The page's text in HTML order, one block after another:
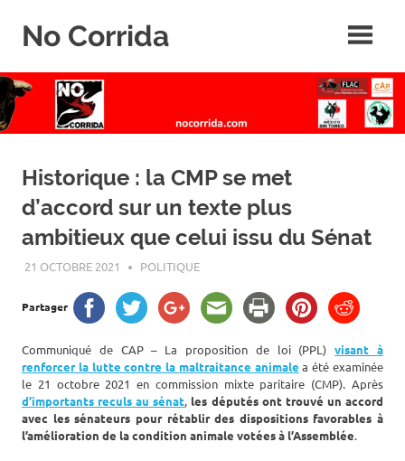
No Corrida
de
la
corrida
Historique : la CMP se met
d’accord sur un texte plus
ambitieux que celui issu du Sénat
21 OCTOBRE 2021 ROGER LAHANA
POLITIQUE
Partager
Communiqué de CAP – La proposition de loi (PPL)visant à
renforcer la lutte contre la maltraitance animale a été examinée
le 21 octobre 2021 en commission mixte paritaire (CMP). Après
d’importants reculs au sénat, les députés ont trouvé un accord
avec les sénateurs pour rétablir des dispositions favorables à
l’amélioration de la condition animale votées à l’Assemblée.